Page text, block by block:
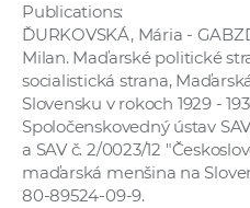
Publications:
ĎURKOVSKÁ, Mária -
Milan. Maďarské politické
socialistická strana,
Slovensku v rokoch 1929 -
Spoločenskovedný ústav
a SAV č. 2/0023/12
maďarská menšina na
80-89524-09-9.